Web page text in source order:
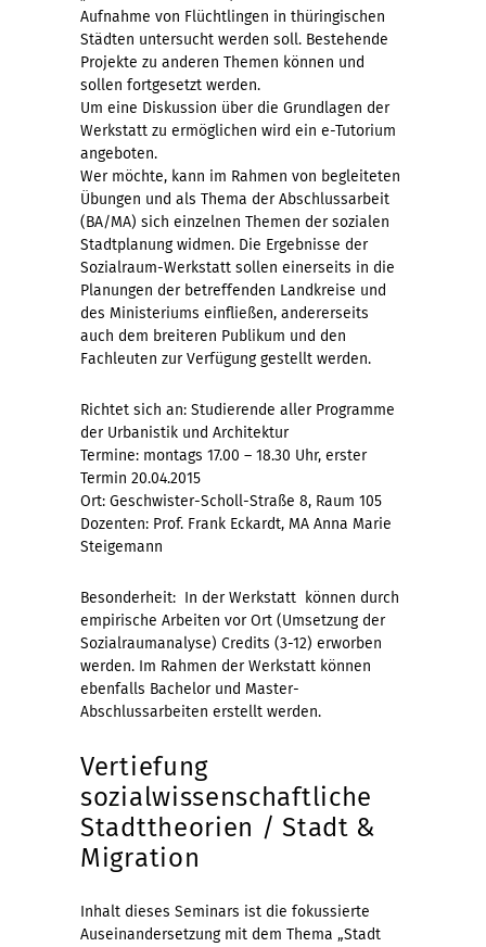
Aufnahme von Flüchtlingen in thüringischen
Städten untersucht werden soll. Bestehende
Projekte zu anderen Themen können und
sollen fortgesetzt werden.
Um eine Diskussion über die Grundlagen der
Werkstatt zu ermöglichen wird ein e-Tutorium
angeboten.
Wer möchte, kann im Rahmen von begleiteten
Übungen und als Thema der Abschlussarbeit
(BA/MA) sich einzelnen Themen der sozialen
Stadtplanung widmen. Die Ergebnisse der
Sozialraum-Werkstatt sollen einerseits in die
Planungen der betreffenden Landkreise und
des Ministeriums einfließen, andererseits
auch dem breiteren Publikum und den
Fachleuten zur Verfügung gestellt werden.
Richtet sich an: Studierende aller Programme
der Urbanistik und Architektur
Termine: montags 17.00 – 18.30 Uhr, erster
Termin 20.04.2015
Ort: Geschwister-Scholl-Straße 8, Raum 105
Dozenten: Prof. Frank Eckardt, MA Anna Marie
Steigemann
Besonderheit: In der Werkstatt können durch
empirische Arbeiten vor Ort (Umsetzung der
Sozialraumanalyse) Credits (3-12) erworben
werden. Im Rahmen der Werkstatt können
ebenfalls Bachelor und Master-
Abschlussarbeiten erstellt werden.
Vertiefung
sozialwissenschaftliche
Stadttheorien / Stadt &
Migration
Inhalt dieses Seminars ist die fokussierte
Auseinandersetzung mit dem Thema „Stadt